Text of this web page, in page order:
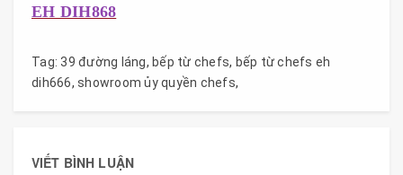
EH DIH868
Tag: 39 đường láng, bếp từ chefs, bếp từ chefs eh
dih666, showroom ủy quyền chefs,
VIẾT BÌNH LUẬN